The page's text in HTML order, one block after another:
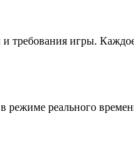
требования игры.
реального